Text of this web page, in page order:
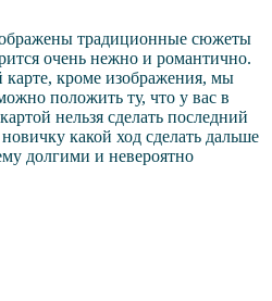
традиционные сюжеты
очень нежно и романтично.
карте, кроме изображения, мы
положить ту, что у вас в
нельзя сделать последний
какой ход сделать дальше
долгими и невероятно